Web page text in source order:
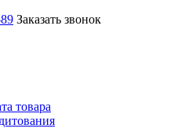
Заказать звонок
товара